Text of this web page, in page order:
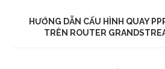
HƯỚNG DẪN CẤU HÌNH QUAY
TRÊN ROUTER